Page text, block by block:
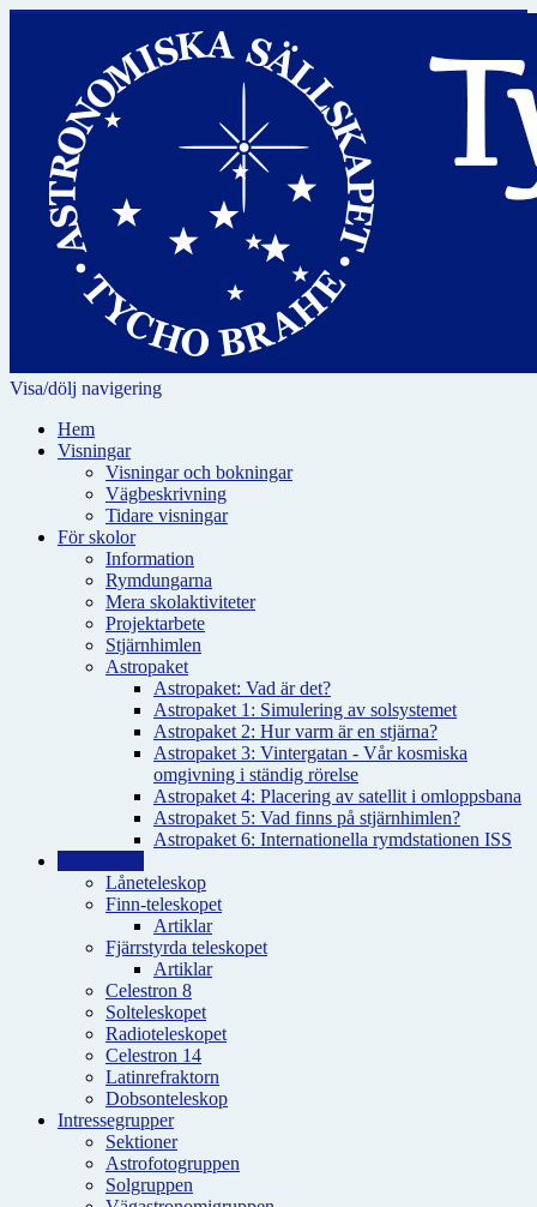
Visa/dölj navigering
Hem
Visningar
Visningar och bokningar
Vägbeskrivning
Tidare visningar
För skolor
Information
Rymdungarna
Mera skolaktiviteter
Projektarbete
Stjärnhimlen
Astropaket
Astropaket: Vad är det?
Astropaket 1: Simulering av solsystemet
Astropaket 2: Hur varm är en stjärna?
Astropaket 3: Vintergatan - Vår kosmiska
omgivning i ständig rörelse
Astropaket 4: Placering av satellit i omloppsbana
Astropaket 5: Vad finns på stjärnhimlen?
Astropaket 6: Internationella rymdstationen ISS
Låneteleskop
Finn-teleskopet
Artiklar
Fjärrstyrda teleskopet
Artiklar
Celestron 8
Solteleskopet
Radioteleskopet
Celestron 14
Latinrefraktorn
Dobsonteleskop
Intressegrupper
Sektioner
Astrofotogruppen
Solgruppen